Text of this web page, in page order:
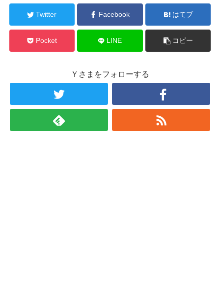
Twitter Facebook はてブ
Pocket LINE コピー
Ｙさまをフォローする